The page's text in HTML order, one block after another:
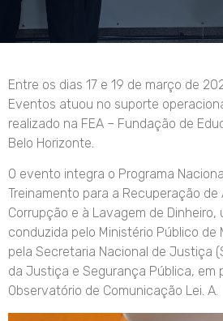
Entre os dias 17 e 19 de março de
Eventos atuou no suporte
realizado na FEA – Fundação de
Belo Horizonte.
O evento integra o Programa
Treinamento para a Recuperação
Corrupção e à Lavagem de Dinheiro,
conduzida pelo Ministério Público de
pela Secretaria Nacional de Justiça
da Justiça e Segurança Pública, em
Observatório de Comunicação Lei. A.